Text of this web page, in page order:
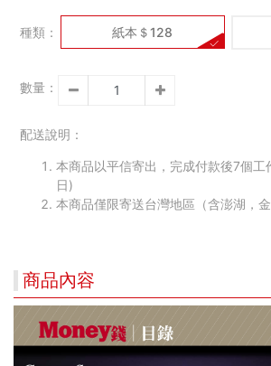
種類： 紙本＄128
數量：
配送說明：
本商品以平信寄出，完成付款後7個工
日)
本商品僅限寄送台灣地區（含澎湖，金
商品內容